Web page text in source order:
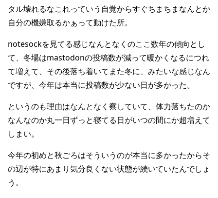
タル壊れるなこれっていう自覚からすぐちまちまなんとか
自分の機嫌取るかぁって動けた所。
notesockを見てる感じなんとなくのここ数年の傾向とし
て、冬場はmastodonの投稿数が減って暖かくなるにつれ
て増えて、その後落ち着いてまた冬に、みたいな感じなん
ですが、今年は本当に投稿数が少ない日が多かった。
というのも理由はなんとなく察していて、体力落ちたのか
なんなのか丸一日ずっと寝てる日がいつの間にか超増えて
しまい。
今年の初めと秋ごろはそういうのが本当に多かったからそ
の辺が特にあまり気分良くない状態が続いていたんでしょ
う。